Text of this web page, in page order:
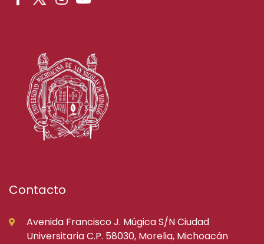
Contacto
Avenida Francisco J. Múgica S/N Ciudad
Universitaria C.P. 58030, Morelia, Michoacán